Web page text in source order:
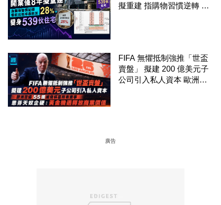
擬重建 指購物習慣逆轉 餐
FIFA 無懼抵制強推「世盃
賣盤」 擬建 200 億美元子
公司引入私人資本 歐洲足
廣告